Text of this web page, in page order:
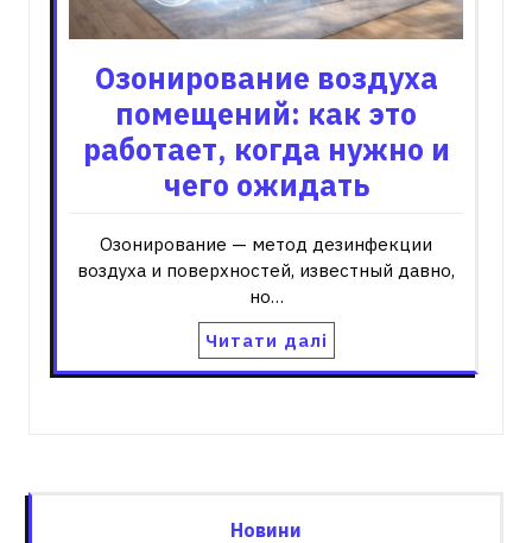
Озонирование воздуха
помещений: как это
работает, когда нужно и
чего ожидать
Озонирование — метод дезинфекции
воздуха и поверхностей, известный давно,
но…
Читати далі
Новини